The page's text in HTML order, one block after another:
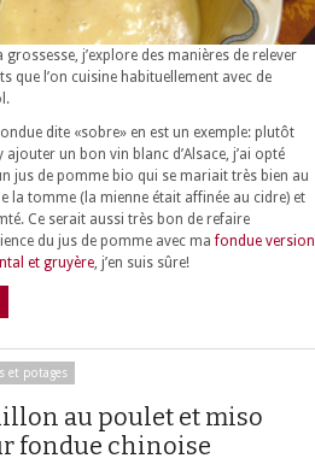
grossesse, j’explore des manières de relever
que l’on cuisine habituellement avec de
dite «sobre» en est un exemple: plutôt
ajouter un bon vin blanc d’Alsace, j’ai opté
jus de pomme bio qui se mariait très bien au
la tomme (la mienne était affinée au cidre) et
Ce serait aussi très bon de refaire
du jus de pomme avec mafondue version
et gruyère, j’en suis sûre!
et potages
au poulet et miso
fondue chinoise